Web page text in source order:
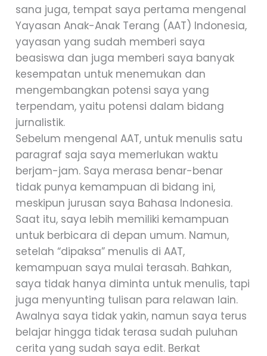
sana juga, tempat saya pertama mengenal
Yayasan Anak-Anak Terang (AAT) Indonesia,
yayasan yang sudah memberi saya
beasiswa dan juga memberi saya banyak
kesempatan untuk menemukan dan
mengembangkan potensi saya yang
terpendam, yaitu potensi dalam bidang
jurnalistik.
Sebelum mengenal AAT, untuk menulis satu
paragraf saja saya memerlukan waktu
berjam-jam. Saya merasa benar-benar
tidak punya kemampuan di bidang ini,
meskipun jurusan saya Bahasa Indonesia.
Saat itu, saya lebih memiliki kemampuan
untuk berbicara di depan umum. Namun,
setelah “dipaksa” menulis di AAT,
kemampuan saya mulai terasah. Bahkan,
saya tidak hanya diminta untuk menulis, tapi
juga menyunting tulisan para relawan lain.
Awalnya saya tidak yakin, namun saya terus
belajar hingga tidak terasa sudah puluhan
cerita yang sudah saya edit. Berkat